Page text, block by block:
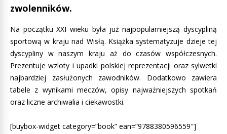
zwolenników.
Na początku XXI wieku była już najpopularniejszą dyscypliną
sportową w kraju nad Wisłą. Książka systematyzuje dzieje tej
dyscypliny w naszym kraju aż do czasów współczesnych.
Prezentuje wzloty i upadki polskiej reprezentacji oraz sylwetki
najbardziej zasłużonych zawodników. Dodatkowo zawiera
tabele z wynikami meczów, opisy najważniejszych spotkań
oraz liczne archiwalia i ciekawostki.
[buybox-widget category=”book” ean=”9788380596559″]